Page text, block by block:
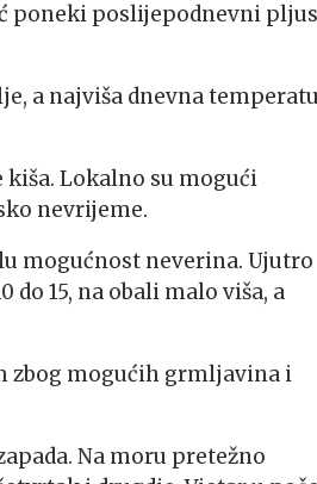
poneki poslijepodnevni
a najviša dnevna
Lokalno su mogući
nevrijeme.
mogućnost neverina. Ujutro
15, na obali malo viša, a
zbog mogućih grmljavina i
Na moru pretežno